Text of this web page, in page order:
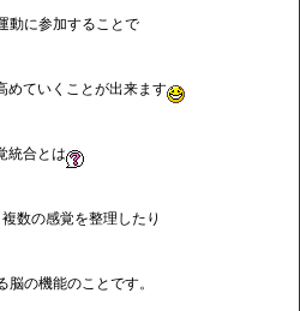
動に参加することで
めていくことが出来ます
統合とは
数の感覚を整理したり
脳の機能のことです。